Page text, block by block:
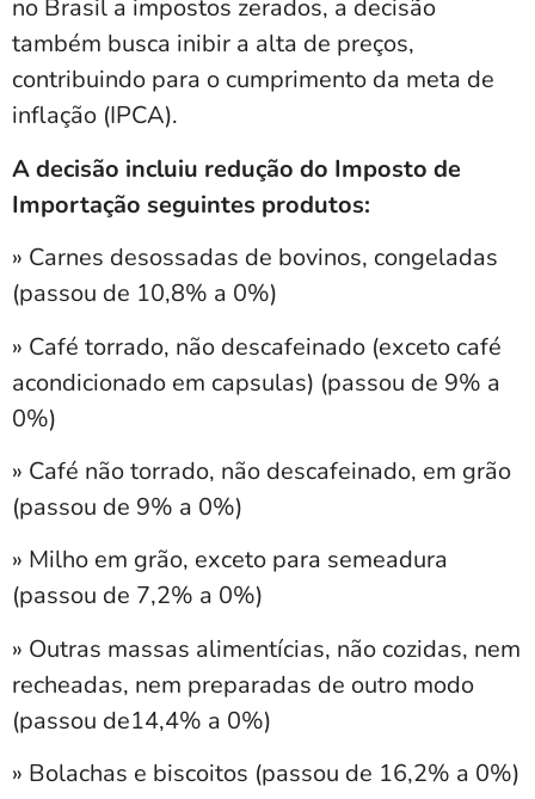
no Brasil a impostos zerados, a decisão
também busca inibir a alta de preços,
contribuindo para o cumprimento da meta de
inflação (IPCA).
A decisão incluiu redução do Imposto de
Importação seguintes produtos:
» Carnes desossadas de bovinos, congeladas
(passou de 10,8% a 0%)
» Café torrado, não descafeinado (exceto café
acondicionado em capsulas) (passou de 9% a
0%)
» Café não torrado, não descafeinado, em grão
(passou de 9% a 0%)
» Milho em grão, exceto para semeadura
(passou de 7,2% a 0%)
» Outras massas alimentícias, não cozidas, nem
recheadas, nem preparadas de outro modo
(passou de14,4% a 0%)
» Bolachas e biscoitos (passou de 16,2% a 0%)